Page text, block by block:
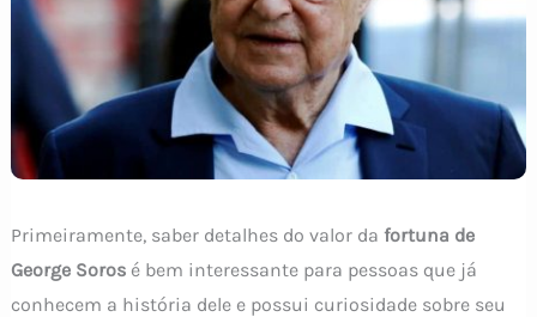
Primeiramente, saber detalhes do valor da fortuna de
George Sorosé bem interessante para pessoas que já
conhecem a história dele e possui curiosidade sobre seu